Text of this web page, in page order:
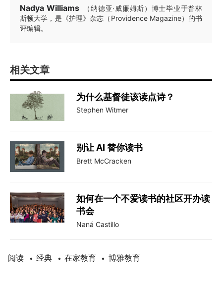
Nadya Williams
（纳德亚·威廉姆斯）博士毕业于普林
斯顿大学，是《护理》杂志（Providence Magazine）的书
评编辑。
相关文章
为什么基督徒该读点诗？
Stephen Witmer
别让 AI 替你读书
Brett McCracken
如何在一个不爱读书的社区开办读
书会
Naná Castillo
阅读 • 经典 • 在家教育 • 博雅教育